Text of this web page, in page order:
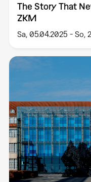
The Story That
ZKM
Sa, 05.04.2025 - So,